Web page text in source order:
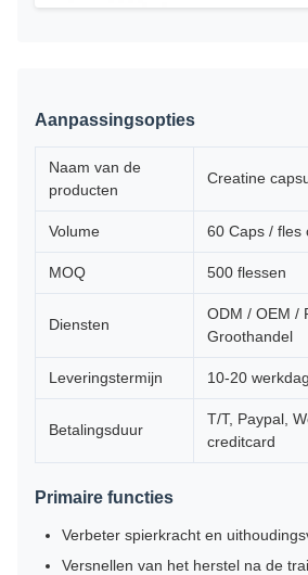
Aanpassingsopties
Naam van de
producten
Creatine
Volume 60 Caps / fles
MOQ 500 flessen
Diensten
ODM / OEM /
Groothandel
Leveringstermijn 10-20
Betalingsduur
T/T, Paypal,
creditcard
Primaire functies
Verbeter spierkracht en
Versnellen van het herstel na de